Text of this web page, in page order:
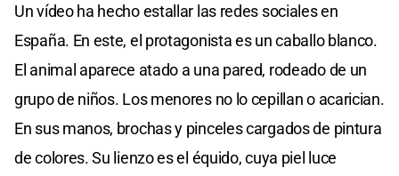
Un vídeo ha hecho estallar las redes sociales en
España. En este, el protagonista es un caballo blanco.
El animal aparece atado a una pared, rodeado de un
grupo de niños. Los menores no lo cepillan o acarician.
En sus manos, brochas y pinceles cargados de pintura
de colores. Su lienzo es el équido, cuya piel luce